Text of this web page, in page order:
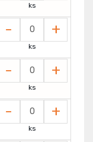
ks
- +
ks
- +
ks
- +
ks